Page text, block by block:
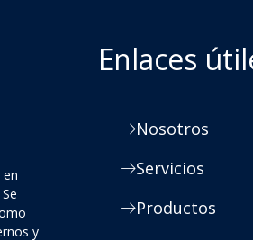
en
y
Enlaces
Nosotros
Servicios
Productos